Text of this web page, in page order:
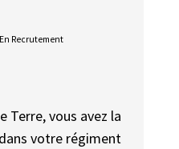
Recrutement
Terre, vous avez la
votre régiment